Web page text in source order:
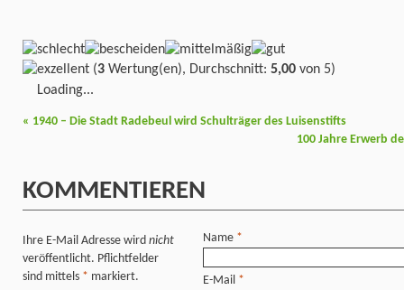
(3 Wertung(en), Durchschnitt: 5,00 von 5)
Loading...
« 1940 – Die Stadt Radebeul wird Schulträger des Luisenstifts
100 Jahre Erwerb
KOMMENTIEREN
Ihre E-Mail Adresse wird nicht
veröffentlicht. Pflichtfelder
sind mittels * markiert.
Name *
E-Mail *